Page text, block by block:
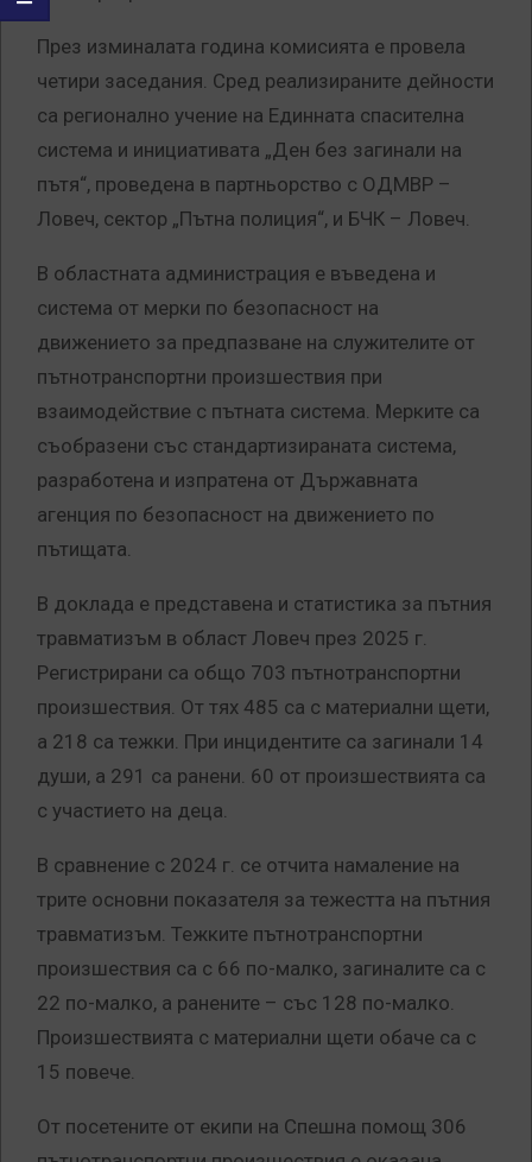
През изминалата година комисията е провела
четири заседания. Сред реализираните дейности
са регионално учение на Единната спасителна
система и инициативата „Ден без загинали на
пътя“, проведена в партньорство с ОДМВР –
Ловеч, сектор „Пътна полиция“, и БЧК – Ловеч.
В областната администрация е въведена и
система от мерки по безопасност на
движението за предпазване на служителите от
пътнотранспортни произшествия при
взаимодействие с пътната система. Мерките са
съобразени със стандартизираната система,
разработена и изпратена от Държавната
агенция по безопасност на движението по
пътищата.
В доклада е представена и статистика за пътния
травматизъм в област Ловеч през 2025 г.
Регистрирани са общо 703 пътнотранспортни
произшествия. От тях 485 са с материални щети,
а 218 са тежки. При инцидентите са загинали 14
души, а 291 са ранени. 60 от произшествията са
с участието на деца.
В сравнение с 2024 г. се отчита намаление на
трите основни показателя за тежестта на пътния
травматизъм. Тежките пътнотранспортни
произшествия са с 66 по-малко, загиналите са с
22 по-малко, а ранените – със 128 по-малко.
Произшествията с материални щети обаче са с
15 повече.
От посетените от екипи на Спешна помощ 306